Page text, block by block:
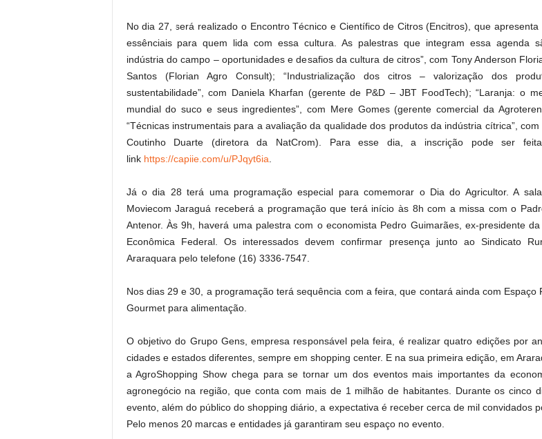
No dia 27, será realizado o Encontro Técnico e Científico de Citros (Encitros), que apresenta
essênciais para quem lida com essa cultura. As palestras que integram essa agenda
indústria do campo – oportunidades e desafios da cultura de citros”, com Tony Anderson
Santos (Florian Agro Consult); “Industrialização dos citros – valorização dos
sustentabilidade”, com Daniela Kharfan (gerente de P&D – JBT FoodTech); “Laranja: o
mundial do suco e seus ingredientes”, com Mere Gomes (gerente comercial da
“Técnicas instrumentais para a avaliação da qualidade dos produtos da indústria cítrica”, com
Coutinho Duarte (diretora da NatCrom). Para esse dia, a inscrição pode ser
link https://capiie.com/u/PJqyt6ia.
Já o dia 28 terá uma programação especial para comemorar o Dia do Agricultor. A
Moviecom Jaraguá receberá a programação que terá início às 8h com a missa com o
Antenor. Às 9h, haverá uma palestra com o economista Pedro Guimarães, ex-presidente da
Econômica Federal. Os interessados devem confirmar presença junto ao Sindicato
Araraquara pelo telefone (16) 3336-7547.
Nos dias 29 e 30, a programação terá sequência com a feira, que contará ainda com Espaço
Gourmet para alimentação.
O objetivo do Grupo Gens, empresa responsável pela feira, é realizar quatro edições por
cidades e estados diferentes, sempre em shopping center. E na sua primeira edição, em
a AgroShopping Show chega para se tornar um dos eventos mais importantes da
agronegócio na região, que conta com mais de 1 milhão de habitantes. Durante os cinco
evento, além do público do shopping diário, a expectativa é receber cerca de mil convidados
Pelo menos 20 marcas e entidades já garantiram seu espaço no evento.